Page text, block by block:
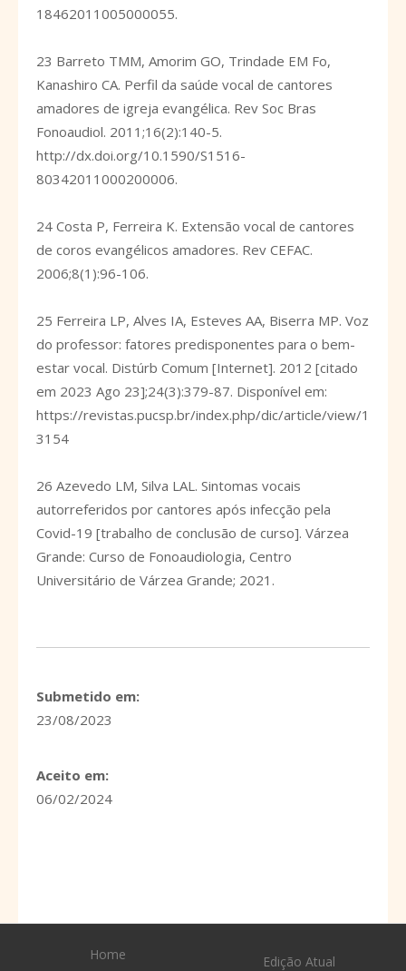
18462011005000055.
23 Barreto TMM, Amorim GO, Trindade EM Fo,
Kanashiro CA. Perfil da saúde vocal de cantores
amadores de igreja evangélica. Rev Soc Bras
Fonoaudiol. 2011;16(2):140-5.
http://dx.doi.org/10.1590/S1516-
80342011000200006.
24 Costa P, Ferreira K. Extensão vocal de cantores
de coros evangélicos amadores. Rev CEFAC.
2006;8(1):96-106.
25 Ferreira LP, Alves IA, Esteves AA, Biserra MP. Voz
do professor: fatores predisponentes para o bem-
estar vocal. Distúrb Comum [Internet]. 2012 [citado
em 2023 Ago 23];24(3):379-87. Disponível em:
https://revistas.pucsp.br/index.php/dic/article/view/1
3154
26 Azevedo LM, Silva LAL. Sintomas vocais
autorreferidos por cantores após infecção pela
Covid-19 [trabalho de conclusão de curso]. Várzea
Grande: Curso de Fonoaudiologia, Centro
Universitário de Várzea Grande; 2021.
Submetido em:
23/08/2023
Aceito em:
06/02/2024
Home Edição Atual